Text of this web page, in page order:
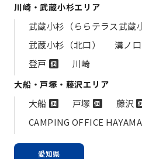
川崎・武蔵小杉エリア
武蔵小杉（ららテラス武蔵
武蔵小杉（北口）
溝ノ口
登戸 個 川崎
大船・戸塚・藤沢エリア
大船 個 戸塚 個 藤沢
CAMPING OFFICE HAYAMA
愛知県